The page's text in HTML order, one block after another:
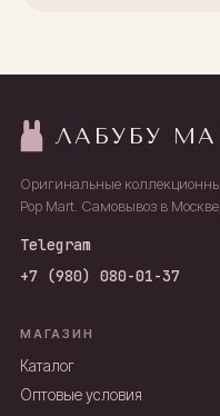
ЛАБУБУ
Оригинальные
Pop Mart. Самовывоз в
Telegram
+7 (980) 080-01-37
МАГАЗИН
Каталог
Оптовые условия